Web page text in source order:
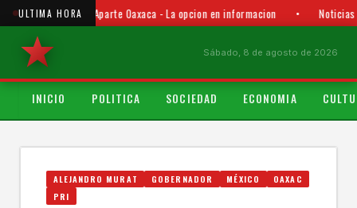
ULTIMA HORAPunto y Aparte Oaxaca - La opcion en informacion • Noticias
Sábado, 8 de agosto de 2026
INICIO POLITICA SOCIEDAD ECONOMIA
ALEJANDRO MURAT GOBERNADOR MÉXICO
OAXAC
PRI